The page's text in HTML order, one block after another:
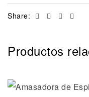
Share: Facebook
TwitterLinkedin
Productos